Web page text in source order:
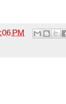
PM